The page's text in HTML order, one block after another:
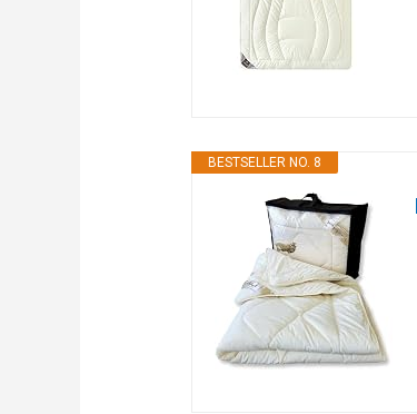
BESTSELLER NO. 8